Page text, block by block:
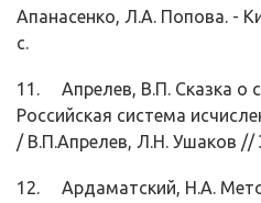
Апанасенко, Л.А. Попова. -
с.
11. Апрелев, В.П. Сказка о
Российская система
/ В.П.Апрелев, Л.Н. Ушаков
12. Ардаматский, H.A.